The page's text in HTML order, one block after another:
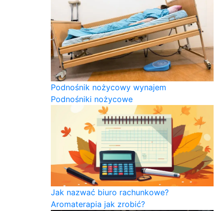
Podnośnik nożycowy wynajem
Podnośniki nożycowe
Jak nazwać biuro rachunkowe?
Aromaterapia jak zrobić?